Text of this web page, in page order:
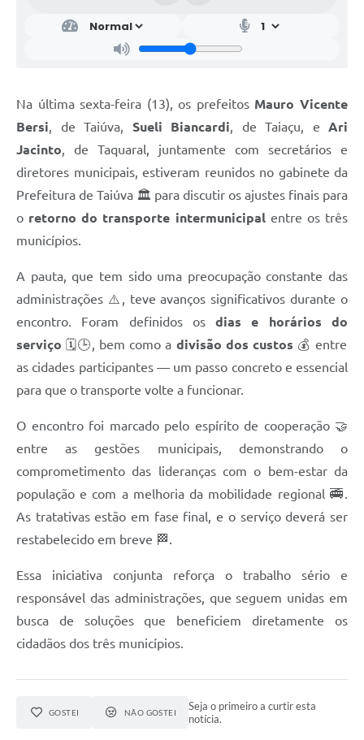
Na última sexta-feira (13), os prefeitos Mauro Vicente
Bersi, de Taiúva, Sueli Biancardi, de Taiaçu, e Ari
Jacinto, de Taquaral, juntamente com secretários e
diretores municipais, estiveram reunidos no gabinete da
Prefeitura de Taiúva 🏛️ para discutir os ajustes finais para
o retorno do transporte intermunicipalentre os três
municípios.
A pauta, que tem sido uma preocupação constante das
administrações ⚠️, teve avanços significativos durante o
encontro. Foram definidos osdias e horários do
serviço 🗓️🕒, bem como a divisão dos custos 💰 entre
as cidades participantes — um passo concreto e essencial
para que o transporte volte a funcionar.
O encontro foi marcado pelo espírito de cooperação 🤝
entre as gestões municipais, demonstrando o
comprometimento das lideranças com o bem-estar da
população e com a melhoria da mobilidade regional 🚎.
As tratativas estão em fase final, e o serviço deverá ser
restabelecido em breve 🏁.
Essa iniciativa conjunta reforça o trabalho sério e
responsável das administrações, que seguem unidas em
busca de soluções que beneficiem diretamente os
cidadãos dos três municípios.
GOSTEI NÃO GOSTEI
Seja o primeiro a curtir esta
notícia.